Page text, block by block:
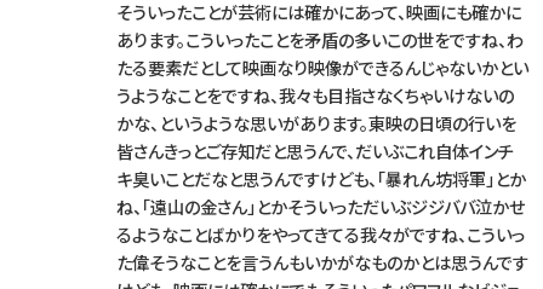
そういったことが芸術には確かにあって、映画にも確かに
あります。こういったことを矛盾の多いこの世をですね、わ
たる要素だとして映画なり映像ができるんじゃないかとい
うようなことをですね、我々も目指さなくちゃいけないの
かな、というような思いがあります。東映の日頃の行いを
皆さんきっとご存知だと思うんで、だいぶこれ自体インチ
キ臭いことだなと思うんですけども、「暴れん坊将軍」とか
ね、「遠山の金さん」とかそういっただいぶジジババ泣かせ
るようなことばかりをやってきてる我々がですね、こういっ
た偉そうなことを言うんもいかがなものかとは思うんです